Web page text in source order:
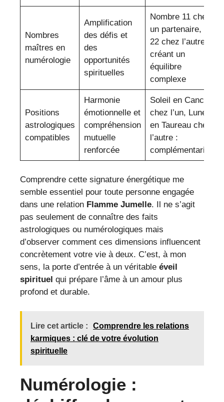
Nombres
maîtres en
numérologie
Amplification
des défis et
des
opportunités
spirituelles
Nombre 11 chez
un partenaire,
22 chez l’autre,
créant un
équilibre
complexe
Positions
astrologiques
compatibles
Harmonie
émotionnelle et
compréhension
mutuelle
renforcée
Soleil en Cancer
chez l’un, Lune
en Taureau chez
l’autre :
complémentarité
Comprendre cette signature énergétique me
semble essentiel pour toute personne engagée
dans une relation Flamme Jumelle. Il ne s’agit
pas seulement de connaître des faits
astrologiques ou numérologiques mais
d’observer comment ces dimensions influencent
concrètement votre vie à deux. C’est, à mon
sens, la porte d’entrée à un véritable éveil
spirituel qui prépare l’âme à un amour plus
profond et durable.
Lire cet article :
Comprendre les relations
karmiques : clé de votre évolution
spirituelle
Numérologie :